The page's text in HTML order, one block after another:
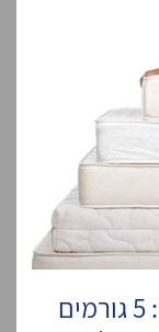
ניווט במבוך מחסן המזרונים: 5 גורמים